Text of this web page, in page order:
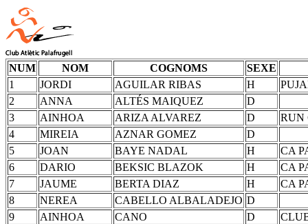
NUM NOM COGNOMS
SEXE
1
JORDI AGUILAR RIBAS H
2
ANNA ALTÉS MAIQUEZ
D
3
AINHOA ARIZA ALVAREZ D
RUN
4
MIREIA AZNAR GOMEZ
D
5
JOAN BAYE NADAL H
CA
6
DARIO BEKSIC BLAZOK H
CA
7
JAUME BERTA DIAZ H
CA
8
NEREA CABELLO ALBALADEJO D
9
AINHOA CANO D